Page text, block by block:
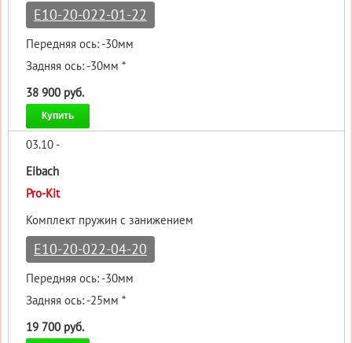
E10-20-022-01-22
Передняя ось: -30мм
Задняя ось: -30мм *
38 900 руб.
Купить
03.10 -
Eibach
Pro-Kit
Комплект пружин с занижением
E10-20-022-04-20
Передняя ось: -30мм
Задняя ось: -25мм *
19 700 руб.